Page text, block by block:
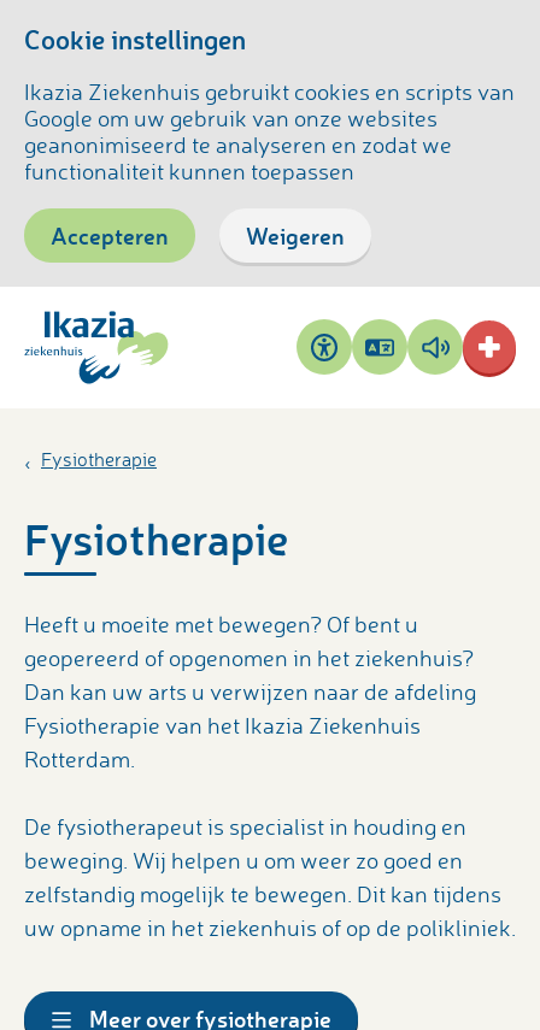
Cookie instellingen
Ikazia Ziekenhuis gebruikt cookies en scripts van
Google om uw gebruik van onze websites
geanonimiseerd te analyseren en zodat we
functionaliteit kunnen toepassen
Accepteren Weigeren
Toegankelijkheid
Pagina
vertalen
Pagina
voorlezen
Fysiotherapie
Fysiotherapie
Heeft u moeite met bewegen? Of bent u
geopereerd of opgenomen in het ziekenhuis?
Dan kan uw arts u verwijzen naar de afdeling
Fysiotherapie van het Ikazia Ziekenhuis
Rotterdam.
De fysiotherapeut is specialist in houding en
beweging. Wij helpen u om weer zo goed en
zelfstandig mogelijk te bewegen. Dit kan tijdens
uw opname in het ziekenhuis of op de polikliniek.
Meer over fysiotherapie